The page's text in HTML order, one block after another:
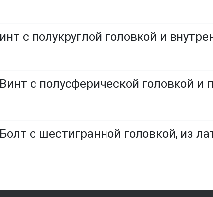
Винт с полусферической головкой и
Болт с шестигранной головкой, из